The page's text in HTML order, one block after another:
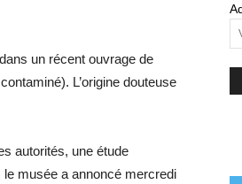
un récent ouvrage de
L’origine douteuse
autorités, une étude
le musée a annoncé mercredi